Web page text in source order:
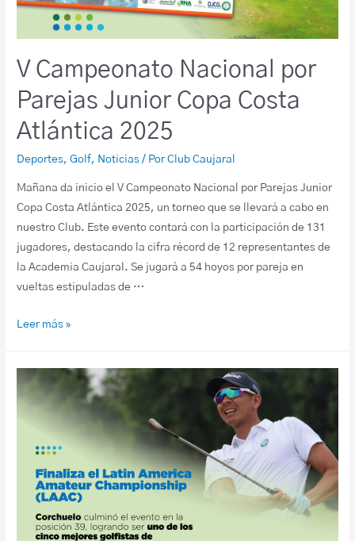
V Campeonato Nacional por
Parejas Junior Copa Costa
Atlántica 2025
Deportes,Golf, Noticias / PorClub Caujaral
Mañana da inicio el V Campeonato Nacional por Parejas Junior
Copa Costa Atlántica 2025, un torneo que se llevará a cabo en
nuestro Club. Este evento contará con la participación de 131
jugadores, destacando la cifra récord de 12 representantes de
la Academia Caujaral. Se jugará a 54 hoyos por pareja en
vueltas estipuladas de …
Leer más »